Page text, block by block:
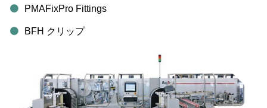
PMAFixPro Fittings
BFH クリップ